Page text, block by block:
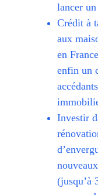
lancer
Crédit à
aux
en
enfin un
Investir
(jusqu’à